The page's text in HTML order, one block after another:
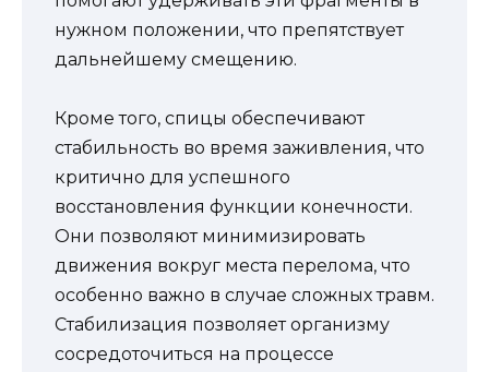
нужном положении, что препятствует
дальнейшему смещению.
Кроме того, спицы обеспечивают
стабильность во время заживления, что
критично для успешного
восстановления функции конечности.
Они позволяют минимизировать
движения вокруг места перелома, что
особенно важно в случае сложных травм.
Стабилизация позволяет организму
сосредоточиться на процессе